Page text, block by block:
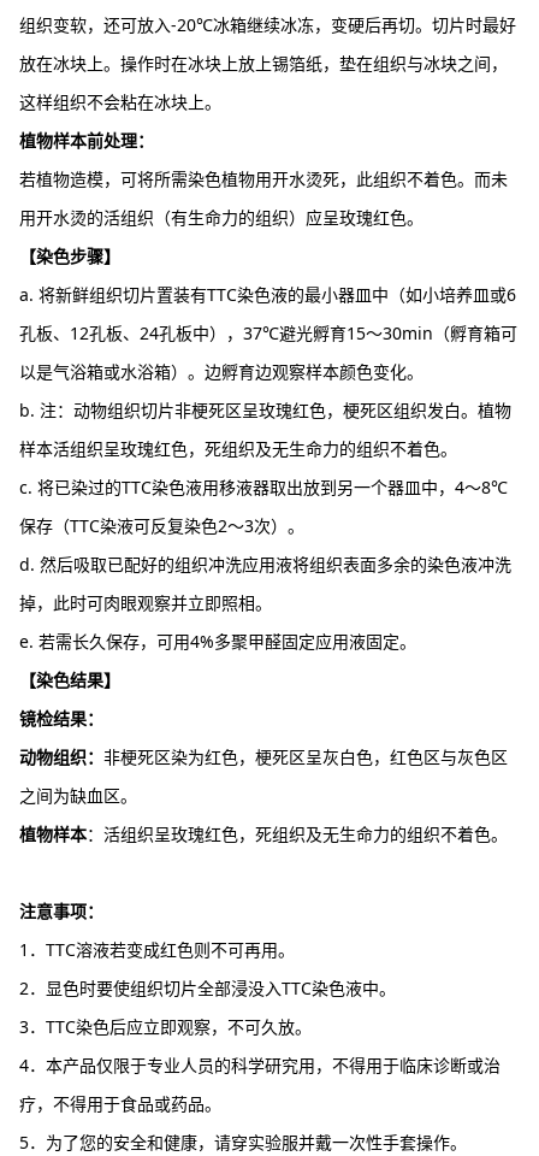
组织变软，还可放入-20℃冰箱继续冰冻，变硬后再切。切片时最好
放在冰块上。操作时在冰块上放上锡箔纸，垫在组织与冰块之间，
这样组织不会粘在冰块上。
植物样本前处理：
若植物造模，可将所需染色植物用开水烫死，此组织不着色。而未
用开水烫的活组织（有生命力的组织）应呈玫瑰红色。
【染色步骤】
a. 将新鲜组织切片置装有TTC染色液的最小器皿中（如小培养皿或6
孔板、12孔板、24孔板中），37℃避光孵育15～30min（孵育箱可
以是气浴箱或水浴箱）。边孵育边观察样本颜色变化。
b. 注：动物组织切片非梗死区呈玫瑰红色，梗死区组织发白。植物
样本活组织呈玫瑰红色，死组织及无生命力的组织不着色。
c. 将已染过的TTC染色液用移液器取出放到另一个器皿中，4～8℃
保存（TTC染液可反复染色2～3次）。
d. 然后吸取已配好的组织冲洗应用液将组织表面多余的染色液冲洗
掉，此时可肉眼观察并立即照相。
e. 若需长久保存，可用4%多聚甲醛固定应用液固定。
【染色结果】
镜检结果：
动物组织： 非梗死区染为红色，梗死区呈灰白色，红色区与灰色区
之间为缺血区。
植物样本：活组织呈玫瑰红色，死组织及无生命力的组织不着色。
注意事项：
1．TTC溶液若变成红色则不可再用。
2．显色时要使组织切片全部浸没入TTC染色液中。
3．TTC染色后应立即观察，不可久放。
4．本产品仅限于专业人员的科学研究用，不得用于临床诊断或治
疗，不得用于食品或药品。
5．为了您的安全和健康，请穿实验服并戴一次性手套操作。